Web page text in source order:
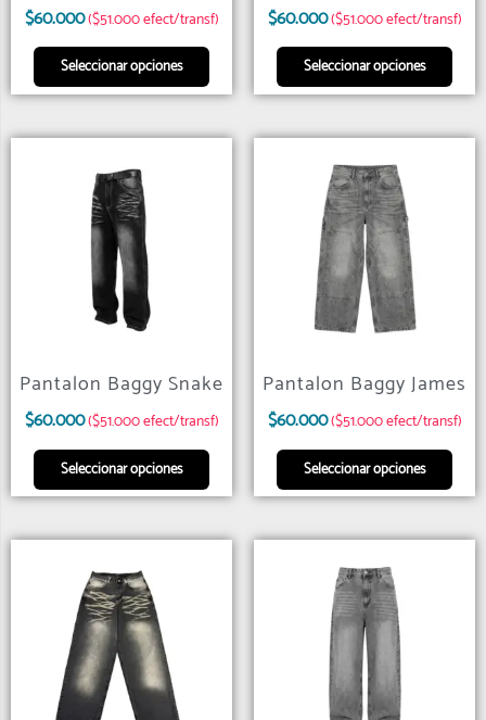
$60.000($51.000 efect/transf)
Seleccionar opciones
$60.000($51.000 efect/transf)
Seleccionar opciones
Pantalon Baggy Snake
$60.000($51.000 efect/transf)
Seleccionar opciones
Pantalon Baggy James
$60.000($51.000 efect/transf)
Seleccionar opciones